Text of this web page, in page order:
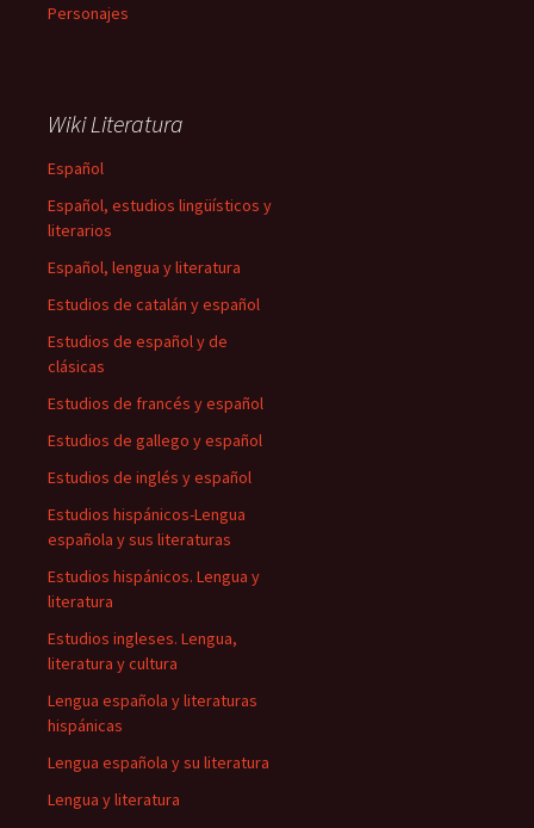
Personajes
Wiki Literatura
Español
Español, estudios lingüísticos y
literarios
Español, lengua y literatura
Estudios de catalán y español
Estudios de español y de
clásicas
Estudios de francés y español
Estudios de gallego y español
Estudios de inglés y español
Estudios hispánicos-Lengua
española y sus literaturas
Estudios hispánicos. Lengua y
literatura
Estudios ingleses. Lengua,
literatura y cultura
Lengua española y literaturas
hispánicas
Lengua española y su literatura
Lengua y literatura